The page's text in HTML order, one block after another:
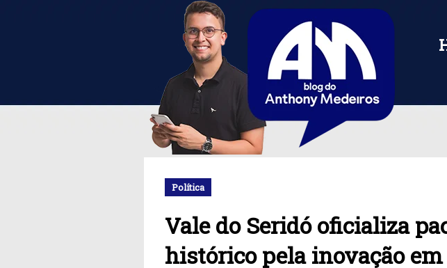
Política
Vale do Seridó oficializa
histórico pela inovação